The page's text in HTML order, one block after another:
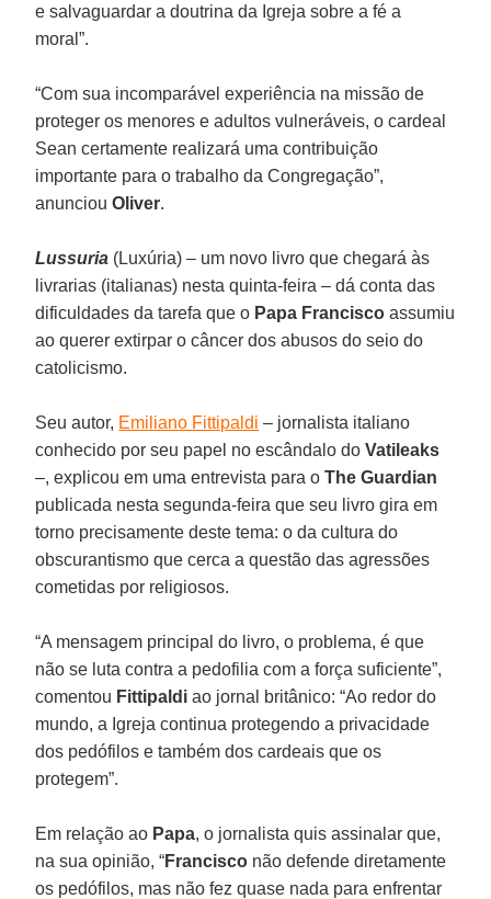
e salvaguardar a doutrina da Igreja sobre a fé a
moral”.
“Com sua incomparável experiência na missão de
proteger os menores e adultos vulneráveis, o cardeal
Sean certamente realizará uma contribuição
importante para o trabalho da Congregação”,
anunciouOliver.
Lussuria (Luxúria) – um novo livro que chegará às
livrarias (italianas) nesta quinta-feira – dá conta das
dificuldades da tarefa que o Papa Francisco assumiu
ao querer extirpar o câncer dos abusos do seio do
catolicismo.
Seu autor, Emiliano Fittipaldi – jornalista italiano
conhecido por seu papel no escândalo doVatileaks
–, explicou em uma entrevista para oThe Guardian
publicada nesta segunda-feira que seu livro gira em
torno precisamente deste tema: o da cultura do
obscurantismo que cerca a questão das agressões
cometidas por religiosos.
“A mensagem principal do livro, o problema, é que
não se luta contra a pedofilia com a força suficiente”,
comentou Fittipaldi ao jornal britânico: “Ao redor do
mundo, a Igreja continua protegendo a privacidade
dos pedófilos e também dos cardeais que os
protegem”.
Em relação ao Papa, o jornalista quis assinalar que,
na sua opinião, “Francisco não defende diretamente
os pedófilos, mas não fez quase nada para enfrentar